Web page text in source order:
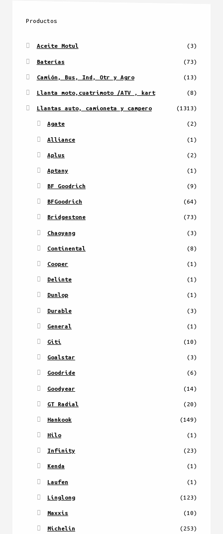
Productos
Aceite Motul (3)
Baterías (73)
Camión, Bus, Ind, Otr y Agro (13)
Llanta moto,cuatrimoto /ATV , kart (8)
Llantas auto, camioneta y campero (1313)
Agate (2)
Alliance (1)
Aplus (2)
Aptany (1)
BF Goodrich (9)
BFGoodrich (64)
Bridgestone (73)
Chaoyang (3)
Continental (8)
Cooper (1)
Delinte (1)
Dunlop (1)
Durable (3)
General (1)
Giti (10)
Goalstar (3)
Goodride (6)
Goodyear (14)
GT Radial (20)
Hankook (149)
Hilo (1)
Infinity (23)
Kenda (1)
Laufen (1)
Linglong (123)
Maxxis (10)
Michelin (253)